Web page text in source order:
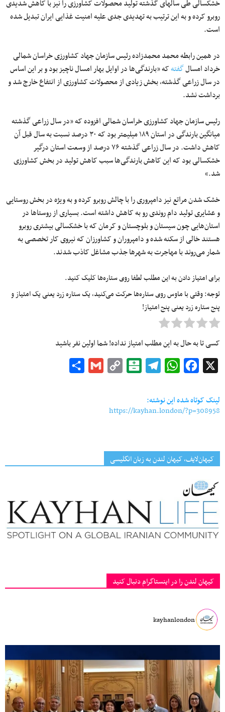
خشکسالی‌ طی سالهای گذشته تولید محصولات کشاورزی را نیز با کاهش شدیدی
روبرو کرده و به این ترتیب به تهدیدی جدی علیه امنیت غذایی ایران تبدیل شده
است.
در همین رابطه محمد محمدزاده رئیس سازمان جهاد کشاورزی خراسان شمالی
خرداد امسالگفتهکه «بارندگی‌ها در اوایل بهار امسال ناچیز بود و بر این اساس
در سال زراعی گذشته، بخش زیادی از محصولات کشاورزی از انتفاع خارج شد و
برداشت نشد.
رئیس سازمان جهاد کشاورزی خراسان شمالی افزوده که «در سال زراعی گذشته
میانگین بارندگی در استان ۱۸۹ میلیمتر بود که ۳۰ درصد نسبت به سال قبل آن
کاهش داشت. در سال زراعی گذشته ۷۶ درصد از وسعت استان درگیر
خشکسالی بود که این کاهش بارندگی‌ها سبب کاهش تولید در بخش کشاورزی
شد.»
خشک شدن مراتع نیز دامپروری را با چالش‌ روبرو کرده و به ویژه در بخش روستایی
و عشایری تولید دام روندی رو به کاهش داشته است. بسیاری از روستاها در
استان‌هایی چون سیستان و بلوچستان و کرمان که با خشکسالی بیشتری روبرو
هستند خالی از سکنه شده و دامپروران و کشاورزان که نیروی کار تخصصی به
شمار می‌روند با مهاجرت به شهرها جذب مشاغل کاذب شدند.
برای امتیاز دادن به این مطلب لطفا روی ستاره‌ها کلیک کنید.
توجه: وقتی با ماوس روی ستاره‌ها حرکت می‌کنید، یک ستاره زرد یعنی یک امتیاز و
پنج ستاره زرد یعنی پنج امتیاز!
کسی تا به حال به این مطلب امتیاز نداده! شما اولین نفر باشید
Facebook
WhatsApp
Telegram
Balatarin
Copy
Gmail
لینک کوتاه شده این نوشته:
https://kayhan.london/?p=308958
کیهان‌لایف، کیهان لندن به زبان انگلیسی
کیهان لندن را در اینستاگرام دنبال کنید
kayhanlondon